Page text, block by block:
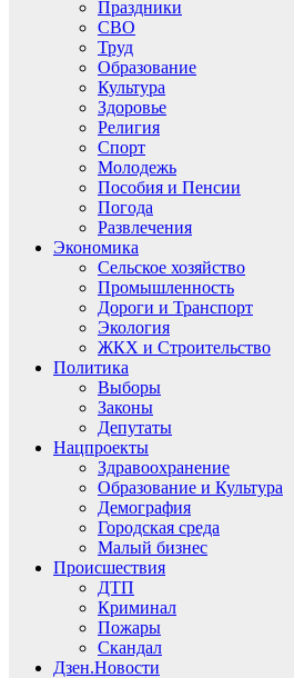
Праздники
СВО
Труд
Образование
Культура
Здоровье
Религия
Спорт
Молодежь
Пособия и Пенсии
Погода
Развлечения
Экономика
Сельское хозяйство
Промышленность
Дороги и Транспорт
Экология
ЖКХ и Строительство
Политика
Выборы
Законы
Депутаты
Нацпроекты
Здравоохранение
Образование и Культура
Демография
Городская среда
Малый бизнес
Происшествия
ДТП
Криминал
Пожары
Скандал
Дзен.Новости